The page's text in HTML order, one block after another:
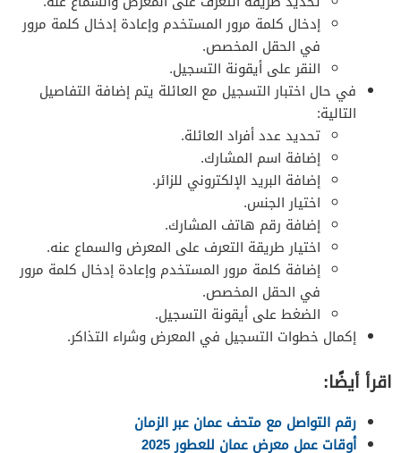
إدخال كلمة مرور المستخدم وإعادة إدخال كلمة مرور
في الحقل المخصص.
النقر على أيقونة التسجيل.
في حال اختبار التسجيل مع العائلة يتم إضافة التفاصيل
التالية:
تحديد عدد أفراد العائلة.
إضافة اسم المشارك.
إضافة البريد الإلكتروني للزائر.
اختيار الجنس.
إضافة رقم هاتف المشارك.
اختيار طريقة التعرف على المعرض والسماع عنه.
إضافة كلمة مرور المستخدم وإعادة إدخال كلمة مرور
في الحقل المخصص.
الضغط على أيقونة التسجيل.
إكمال خطوات التسجيل في المعرض وشراء التذاكر.
اقرأ أيضًا:
رقم التواصل مع متحف عمان عبر الزمان
أوقات عمل معرض عمان للعطور 2025